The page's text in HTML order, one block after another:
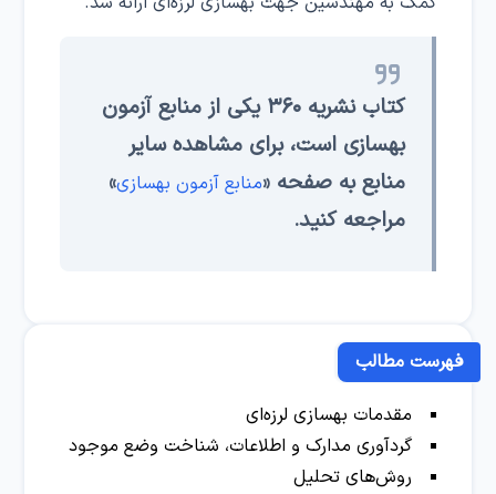
کتاب نشریه ۳۶۰ یکی از منابع آزمون
بهسازی است، برای مشاهده سایر
منابع به صفحه «منابع آزمون بهسازی»
مراجعه کنید.
فهرست مطالب
مقدمات بهسازی لرزه‌ای
گردآوری مدارک و اطلاعات، شناخت وضع موجود
روش‌های تحلیل